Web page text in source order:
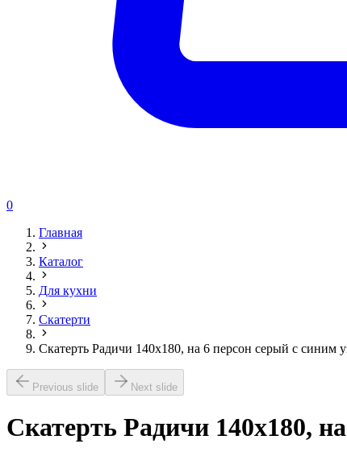
0
Главная
Каталог
Для кухни
Скатерти
Скатерть Радичи 140х180, на 6 персон серый с синим
Previous slide Next slide
Скатерть Радичи 140х180,